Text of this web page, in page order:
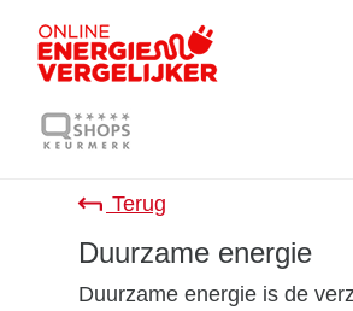
Duurzame energie
Terug
Duurzame energie is de